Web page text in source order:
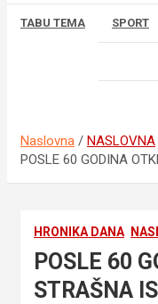
TABU TEMA SPORT
Naslovna
NASLOVNA
POSLE 60 GODINA
HRONIKA DANA
POSLE 60
STRAŠNA